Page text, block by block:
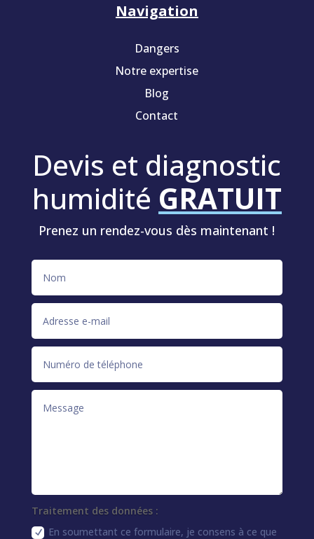
Navigation
Dangers
Notre expertise
Blog
Contact
Devis et diagnostic
humidité GRATUIT
Prenez un rendez-vous dès maintenant !
Traitement des données :
En soumettant ce formulaire, je consens à ce que